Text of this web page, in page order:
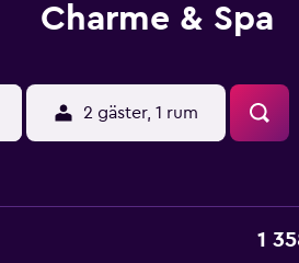
Charme & Spa
2 gäster, 1 rum
1